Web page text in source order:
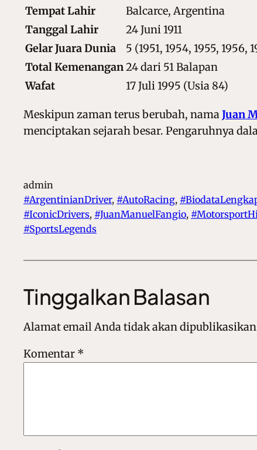
Tempat Lahir
Balcarce, Argentina
Tanggal Lahir
24 Juni 1911
Gelar Juara Dunia
5 (1951, 1954, 1955, 1956,
Total Kemenangan24 dari 51 Balapan
Wafat
17 Juli 1995 (Usia 84)
Meskipun zaman terus berubah, namaJuan
menciptakan sejarah besar. Pengaruhnya
admin
#ArgentinianDriver, #AutoRacing,
#IconicDrivers, #JuanManuelFangio,
#SportsLegends
Tinggalkan Balasan
Alamat email Anda tidak akan
Komentar *